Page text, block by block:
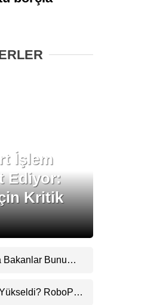
Memecoin Haberleri
İşlem
Ediyor:
Kritik
Bakanlar Bunu
RoboPay